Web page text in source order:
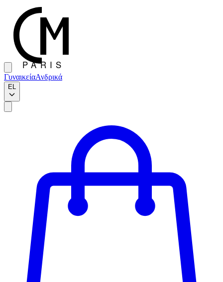
ΓυναικείαΑνδρικά
EL